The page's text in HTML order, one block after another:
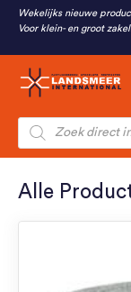
Wekelijks nieuwe
Voor klein- en groot
Producten
zoeken
Alle